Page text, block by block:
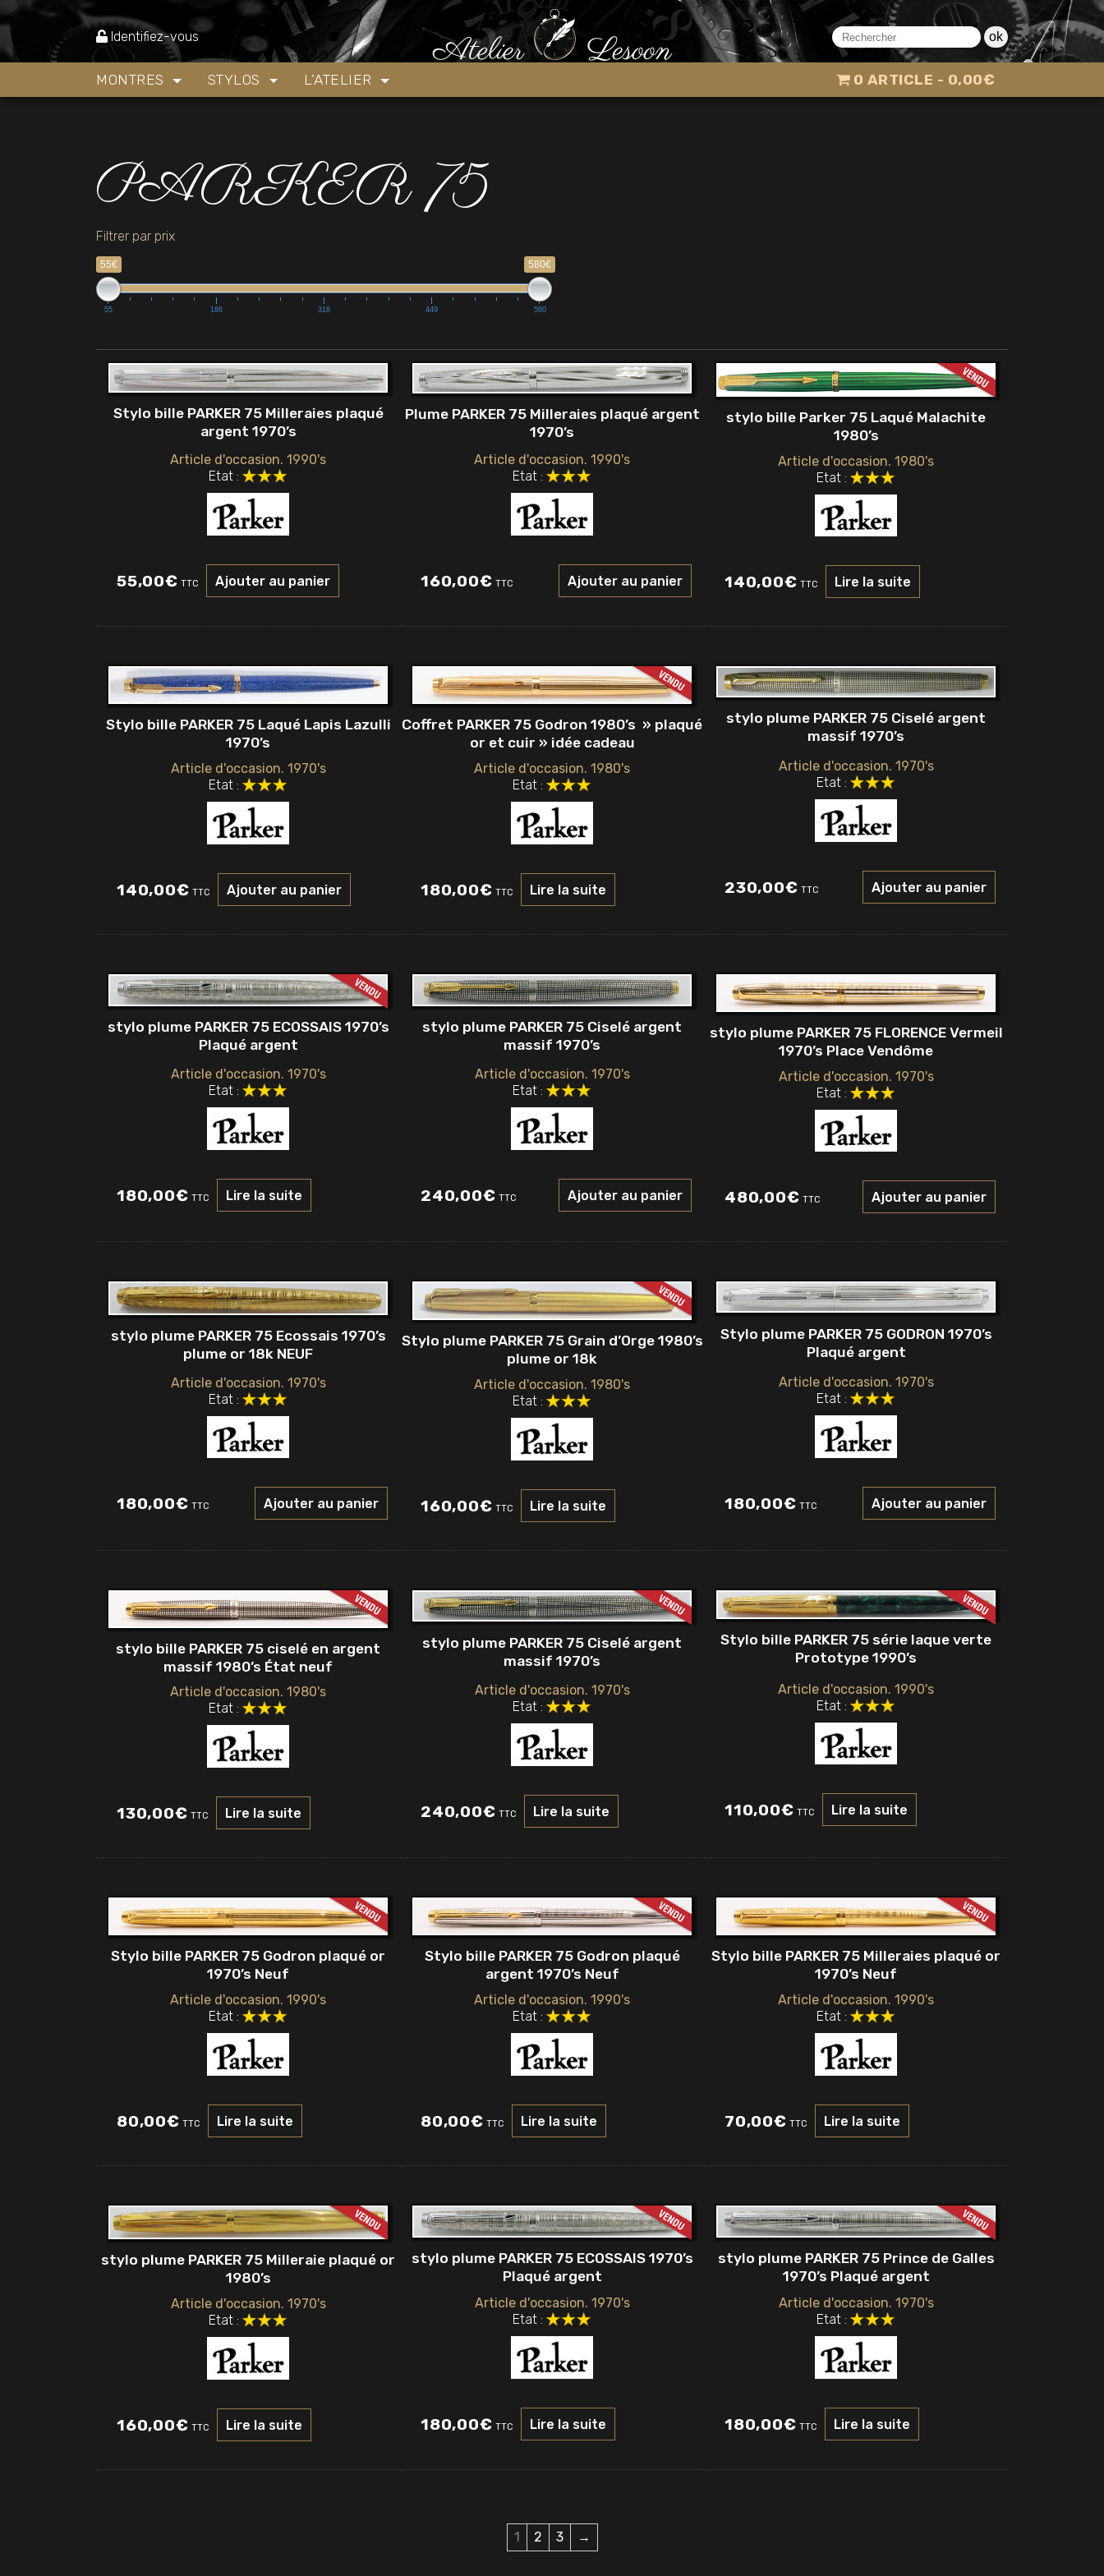
Identifiez-vous ok
MONTRES STYLOS L’ATELIER 0 ARTICLE 0,00€
PARKER 75
Filtrer par prix
55€ 580€
55 186 318 449 580
Stylo bille PARKER 75 Milleraies plaqué
argent 1970’s
Article d'occasion. 1990's
Etat :
55,00€ TTC Ajouter au panier
Plume PARKER 75 Milleraies plaqué argent
1970’s
Article d'occasion. 1990's
Etat :
160,00€ TTC Ajouter au panier
stylo bille Parker 75 Laqué Malachite
1980’s
Article d'occasion. 1980's
Etat :
140,00€ TTC Lire la suite
Stylo bille PARKER 75 Laqué Lapis Lazulli
1970’s
Article d'occasion. 1970's
Etat :
140,00€ TTC Ajouter au panier
Coffret PARKER 75 Godron 1980’s » plaqué
or et cuir » idée cadeau
Article d'occasion. 1980's
Etat :
180,00€ TTC Lire la suite
stylo plume PARKER 75 Ciselé argent
massif 1970’s
Article d'occasion. 1970's
Etat :
230,00€ TTC Ajouter au panier
stylo plume PARKER 75 ECOSSAIS 1970’s
Plaqué argent
Article d'occasion. 1970's
Etat :
180,00€ TTC Lire la suite
stylo plume PARKER 75 Ciselé argent
massif 1970’s
Article d'occasion. 1970's
Etat :
240,00€ TTC Ajouter au panier
stylo plume PARKER 75 FLORENCE Vermeil
1970’s Place Vendôme
Article d'occasion. 1970's
Etat :
480,00€ TTC Ajouter au panier
stylo plume PARKER 75 Ecossais 1970’s
plume or 18k NEUF
Article d'occasion. 1970's
Etat :
180,00€ TTC Ajouter au panier
Stylo plume PARKER 75 Grain d’Orge 1980’s
plume or 18k
Article d'occasion. 1980's
Etat :
160,00€ TTC Lire la suite
Stylo plume PARKER 75 GODRON 1970’s
Plaqué argent
Article d'occasion. 1970's
Etat :
180,00€ TTC Ajouter au panier
stylo bille PARKER 75 ciselé en argent
massif 1980’s État neuf
Article d'occasion. 1980's
Etat :
130,00€ TTC Lire la suite
stylo plume PARKER 75 Ciselé argent
massif 1970’s
Article d'occasion. 1970's
Etat :
240,00€ TTC Lire la suite
Stylo bille PARKER 75 série laque verte
Prototype 1990’s
Article d'occasion. 1990's
Etat :
110,00€ TTC Lire la suite
Stylo bille PARKER 75 Godron plaqué or
1970’s Neuf
Article d'occasion. 1990's
Etat :
80,00€ TTC Lire la suite
Stylo bille PARKER 75 Godron plaqué
argent 1970’s Neuf
Article d'occasion. 1990's
Etat :
80,00€ TTC Lire la suite
Stylo bille PARKER 75 Milleraies plaqué or
1970’s Neuf
Article d'occasion. 1990's
Etat :
70,00€ TTC Lire la suite
stylo plume PARKER 75 Milleraie plaqué or
1980’s
Article d'occasion. 1970's
Etat :
160,00€ TTC Lire la suite
stylo plume PARKER 75 ECOSSAIS 1970’s
Plaqué argent
Article d'occasion. 1970's
Etat :
180,00€ TTC Lire la suite
stylo plume PARKER 75 Prince de Galles
1970’s Plaqué argent
Article d'occasion. 1970's
Etat :
180,00€ TTC Lire la suite
1 2 3 →